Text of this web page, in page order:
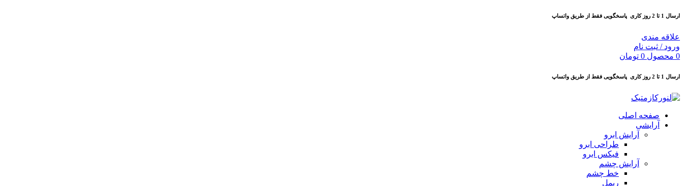
ارسال 1 تا 2 روز کاری پاسخگویی فقط از طریق واتساپ
علاقه مندی
ورود / ثبت نام
0 محصول 0 تومان
ارسال 1 تا 2 روز کاری پاسخگویی فقط از طریق واتساپ
صفحه اصلی
آرایشی
آرايش ابرو
طراحی ابرو
فیکس ابرو
آرايش چشم
خط چشم
ريمل